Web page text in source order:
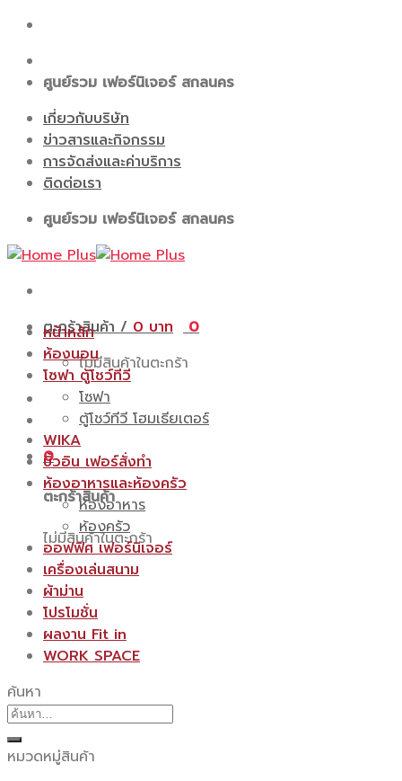
Skip
content
ศูนย์รวม เฟอร์นิเจอร์ สกลนคร
เกี่ยวกับบริษัท
ข่าวสารและกิจกรรม
การจัดส่งและค่าบริการ
ติดต่อเรา
ศูนย์รวม เฟอร์นิเจอร์ สกลนคร
ตะกร้าสินค้า /0
0
ไม่มีสินค้าในตะกร้า
0
ตะกร้าสินค้า
ไม่มีสินค้าในตะกร้า
หน้าหลัก
ห้องนอน
โซฟา ตู้โชว์ทีวี
โซฟา
ตู้โชว์ทีวี โฮมเธียเตอร์
WIKA
บิ้วอิน เฟอร์สั่งทำ
ห้องอาหารและห้องครัว
ห้องอาหาร
ห้องครัว
ออฟฟิศ เฟอร์นิเจอร์
เครื่องเล่นสนาม
ผ้าม่าน
โปรโมชั่น
ผลงาน Fit in
WORK SPACE
ค้นหา
ค้นหา:
หมวดหมู่สินค้า